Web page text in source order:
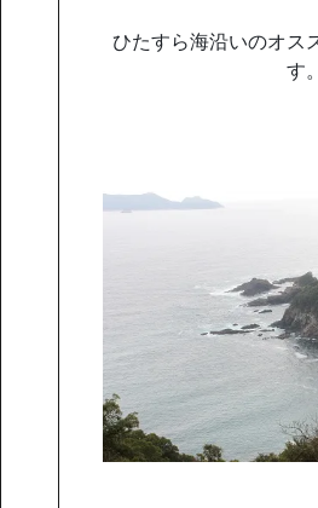
ひたすら海沿いのオス
す。